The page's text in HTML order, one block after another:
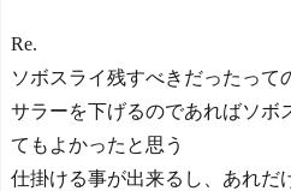
Re.
ソボスライ残すべきだったって
サラーを下げるのであればソボ
てもよかったと思う
仕掛ける事が出来るし、あれだ